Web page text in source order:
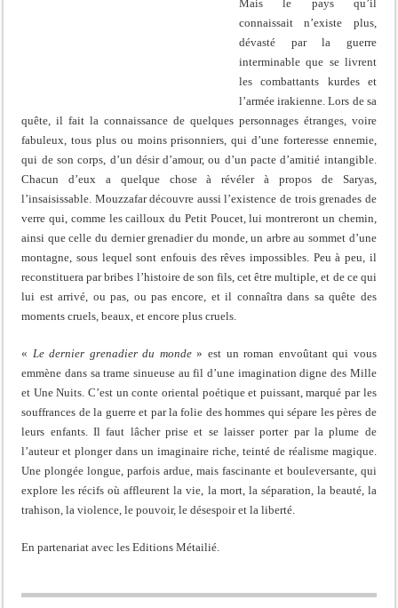
Mais le pays qu’il
connaissait n’existe plus,
dévasté par la guerre
interminable que se livrent
les combattants kurdes et
l’armée irakienne. Lors de sa
quête, il fait la connaissance de quelques personnages étranges, voire
fabuleux, tous plus ou moins prisonniers, qui d’une forteresse ennemie,
qui de son corps, d’un désir d’amour, ou d’un pacte d’amitié intangible.
Chacun d’eux a quelque chose à révéler à propos de Saryas,
l’insaisissable. Mouzzafar découvre aussi l’existence de trois grenades de
verre qui, comme les cailloux du Petit Poucet, lui montreront un chemin,
ainsi que celle du dernier grenadier du monde, un arbre au sommet d’une
montagne, sous lequel sont enfouis des rêves impossibles. Peu à peu, il
reconstituera par bribes l’histoire de son fils, cet être multiple, et de ce qui
lui est arrivé, ou pas, ou pas encore, et il connaîtra dans sa quête des
moments cruels, beaux, et encore plus cruels.
« Le dernier grenadier du monde» est un roman envoûtant qui vous
emmène dans sa trame sinueuse au fil d’une imagination digne des Mille
et Une Nuits. C’est un conte oriental poétique et puissant, marqué par les
souffrances de la guerre et par la folie des hommes qui sépare les pères de
leurs enfants. Il faut lâcher prise et se laisser porter par la plume de
l’auteur et plonger dans un imaginaire riche, teinté de réalisme magique.
Une plongée longue, parfois ardue, mais fascinante et bouleversante, qui
explore les récifs où affleurent la vie, la mort, la séparation, la beauté, la
trahison, la violence, le pouvoir, le désespoir et la liberté.
En partenariat avec les Editions Métailié.